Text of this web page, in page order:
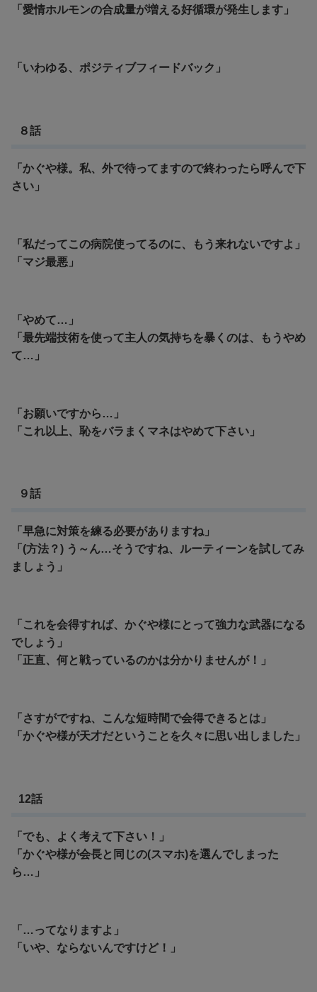
「愛情ホルモンの合成量が増える好循環が発生します」
「いわゆる、ポジティブフィードバック」
８話
「かぐや様。私、外で待ってますので終わったら呼んで下
さい」
「私だってこの病院使ってるのに、もう来れないですよ」
「マジ最悪」
「やめて…」
「最先端技術を使って主人の気持ちを暴くのは、もうやめ
て…」
「お願いですから…」
「これ以上、恥をバラまくマネはやめて下さい」
９話
「早急に対策を練る必要がありますね」
「(方法？) う～ん…そうですね、ルーティーンを試してみ
ましょう」
「これを会得すれば、かぐや様にとって強力な武器になる
でしょう」
「正直、何と戦っているのかは分かりませんが！」
「さすがですね、こんな短時間で会得できるとは」
「かぐや様が天才だということを久々に思い出しました」
12話
「でも、よく考えて下さい！」
「かぐや様が会長と同じの(スマホ)を選んでしまった
ら…」
「…ってなりますよ」
「いや、ならないんですけど！」